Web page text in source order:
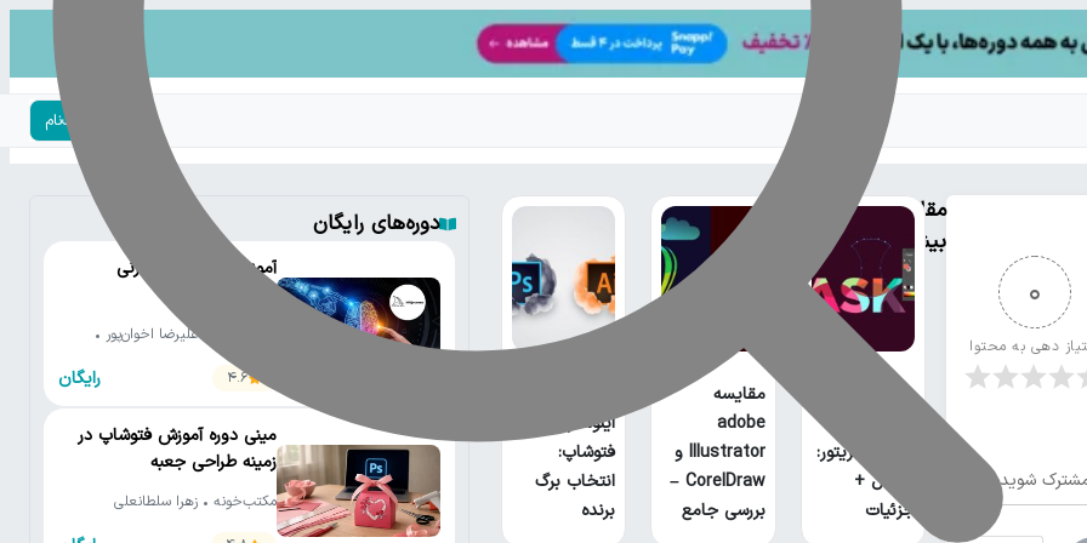
ورود | ثبت‌نام
0
دهی به محتوا
شوید
مقالات
بیشتر
آموزش ماسک
در ایلوستریتور:
مراحل +
جزئیات
مقایسه
adobe
Illustrator و
CorelDraw –
بررسی جامع
ایلوستریتور و
فتوشاپ:
انتخاب برگ
برنده
دوره‌های رایگان
آموزش رایگان میدجرنی
مکتب‌خونه • علیرضا اخوان‌پور •
کلاس ویژن
4.6
رایگان
مینی دوره آموزش فتوشاپ در
زمینه طراحی جعبه
مکتب‌خونه • زهرا سلطانعلی